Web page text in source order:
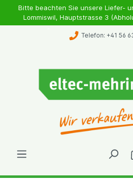
Bitte beachten Sie unsere Liefer-
Lommiswil, Hauptstrasse 3
Telefon: +41 56